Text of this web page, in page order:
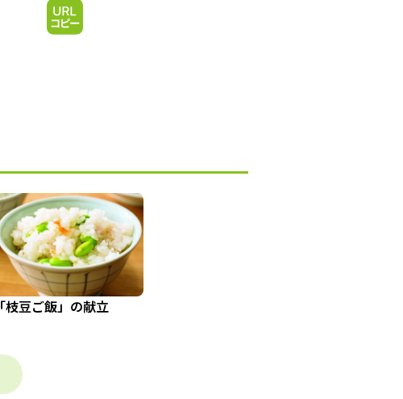
「枝豆ご飯」の献立